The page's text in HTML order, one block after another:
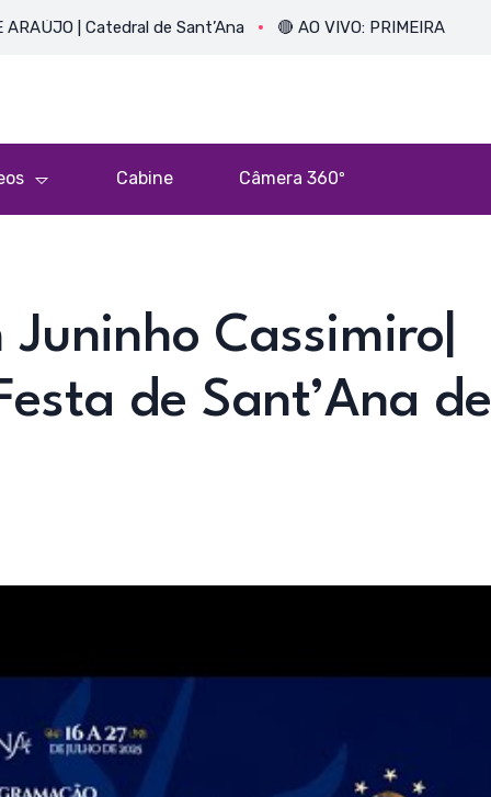
| Catedral de Sant’Ana 🔴 AO VIVO: PRIMEIRA MISSA DO
Cabine Câmera 360º
Cassimiro|
de Sant’Ana de